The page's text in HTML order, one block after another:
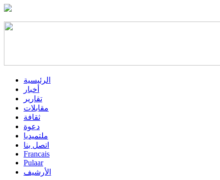
الرئيسية
أخبار
تقارير
مقابلات
ثقافة
دعوة
ملتميديا
اتصل بنا
Francais
Pulaar
الأرشيف